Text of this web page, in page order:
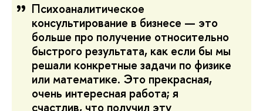
Психоаналитическое
консультирование в бизнесе — это
больше про получение относительно
быстрого результата, как если бы мы
решали конкретные задачи по физике
или математике. Это прекрасная,
очень интересная работа; я
счастлив, что получил эту